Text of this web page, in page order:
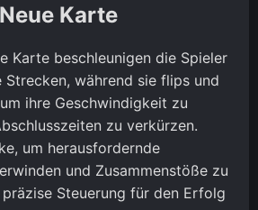
Karte
Karte beschleunigen die Spieler
Strecken, während sie flips und
ihre Geschwindigkeit zu
zu verkürzen.
um herausfordernde
und Zusammenstöße zu
Steuerung für den Erfolg